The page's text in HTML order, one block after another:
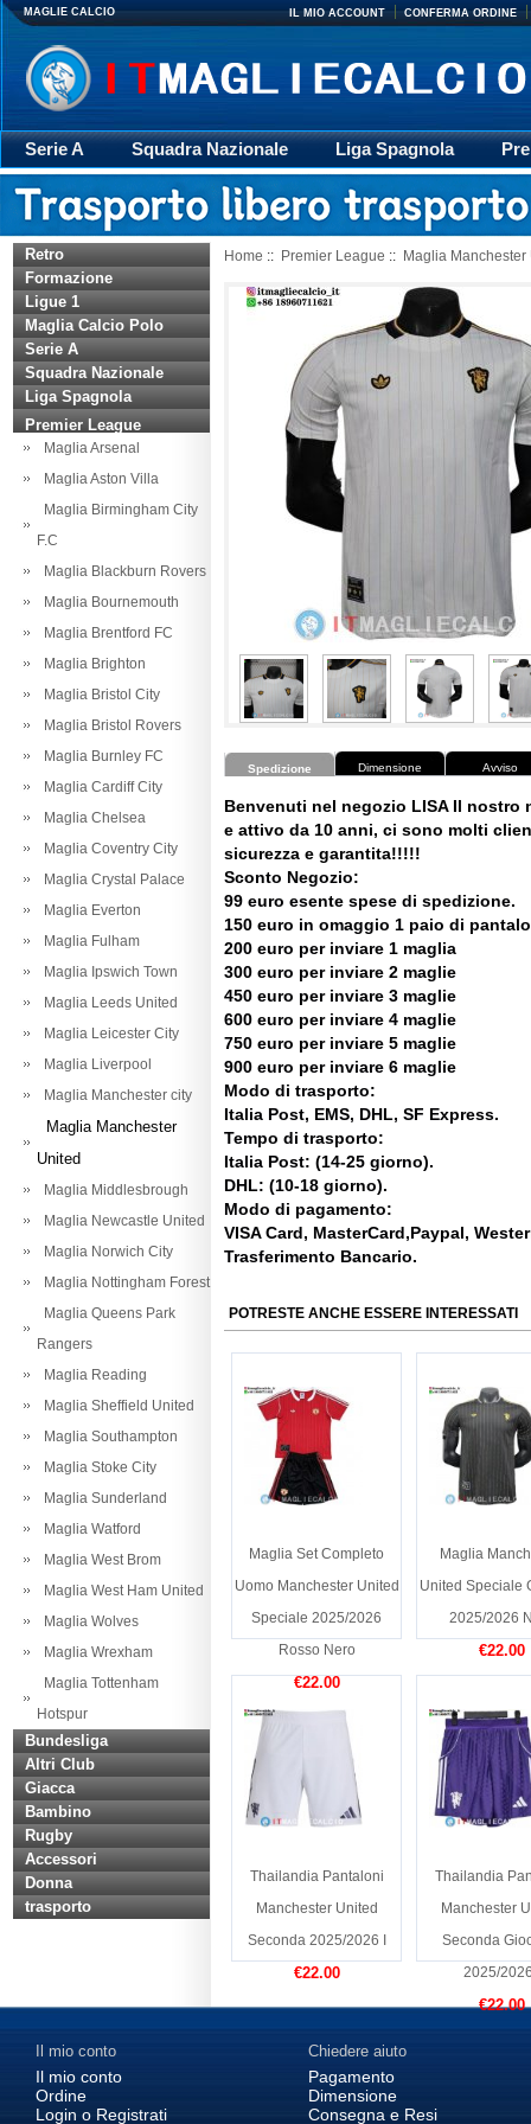
MAGLIE CALCIO IL MIO ACCOUNT CONFERMA ORDINE
Serie A Squadra Nazionale Liga Spagnola
Giacca
Rugby trasporto Retro
Retro
Formazione
Ligue 1
Maglia Calcio Polo
Serie A
Squadra Nazionale
Liga Spagnola
Premier League
Maglia Arsenal
Maglia Aston Villa
Maglia Birmingham City
F.C
Maglia Blackburn Rovers
Maglia Bournemouth
Maglia Brentford FC
Maglia Brighton
Maglia Bristol City
Maglia Bristol Rovers
Maglia Burnley FC
Maglia Cardiff City
Maglia Chelsea
Maglia Coventry City
Maglia Crystal Palace
Maglia Everton
Maglia Fulham
Maglia Ipswich Town
Maglia Leeds United
Maglia Leicester City
Maglia Liverpool
Maglia Manchester city
Maglia Manchester
United
Maglia Middlesbrough
Maglia Newcastle United
Maglia Norwich City
Maglia Nottingham Forest
Maglia Queens Park
Rangers
Maglia Reading
Maglia Sheffield United
Maglia Southampton
Maglia Stoke City
Maglia Sunderland
Maglia Watford
Maglia West Brom
Maglia West Ham United
Maglia Wolves
Maglia Wrexham
Maglia Tottenham
Hotspur
Bundesliga
Altri Club
Giacca
Bambino
Rugby
Accessori
Donna
trasporto
Home :: Premier League :: Maglia Manchester
Spedizione Dimensione Avviso
Benvenuti nel negozio LISA Il nostro
e attivo da 10 anni, ci sono molti
sicurezza e garantita!!!!!
Sconto Negozio:
99 euro esente spese di spedizione.
150 euro in omaggio 1 paio di
200 euro per inviare 1 maglia
300 euro per inviare 2 maglie
450 euro per inviare 3 maglie
600 euro per inviare 4 maglie
750 euro per inviare 5 maglie
900 euro per inviare 6 maglie
Modo di trasporto:
Italia Post, EMS, DHL, SF Express.
Tempo di trasporto:
Italia Post: (14-25 giorno).
DHL: (10-18 giorno).
Modo di pagamento:
VISA Card, MasterCard,Paypal,
Trasferimento Bancario.
POTRESTE ANCHE ESSERE INTERESSATI
Maglia Set Completo
Uomo Manchester United
Speciale 2025/2026
Rosso Nero
€22.00
Maglia
United Speciale
2025/2026
€22.00
Thailandia Pantaloni
Manchester United
Seconda 2025/2026 I
€22.00
Thailandia
Manchester
Seconda
2025/
€22.00
Il mio conto
Il mio conto
Ordine
Login o Registrati
Chiedere aiuto
Pagamento
Dimensione
Consegna e Resi